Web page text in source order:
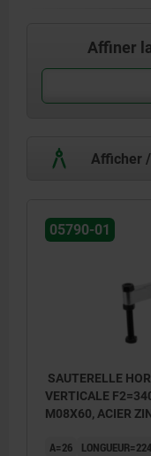
Affiner
Afficher
05790-01
SAUTERELLE
VERTICALE
M08X60, ACIER
A=26
LONGUEUR=224